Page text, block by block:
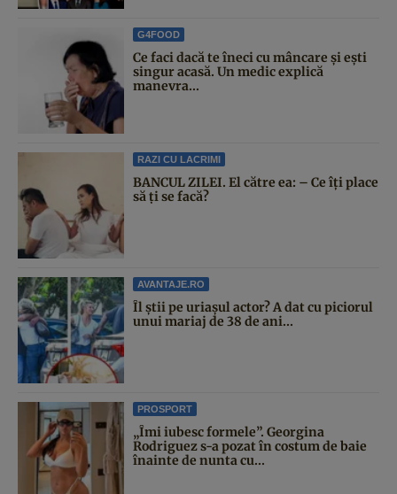
G4FOOD
Ce faci dacă te îneci cu mâncare și ești
singur acasă. Un medic explică
manevra...
RAZI CU LACRIMI
BANCUL ZILEI. El către ea: – Ce îți place
să ți se facă?
AVANTAJE.RO
Îl știi pe uriașul actor? A dat cu piciorul
unui mariaj de 38 de ani...
PROSPORT
„Îmi iubesc formele”. Georgina
Rodriguez s-a pozat în costum de baie
înainte de nunta cu...